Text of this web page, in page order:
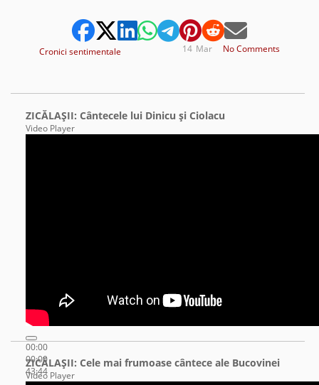
Cronici sentimentale No Comments
Mar
14
ZICĂLAŞII: Cântecele lui Dinicu şi Ciolacu
Video Player
00:00
00:00
43:44
ZICĂLAŞII: Cele mai frumoase cântece ale Bucovinei
Video Player